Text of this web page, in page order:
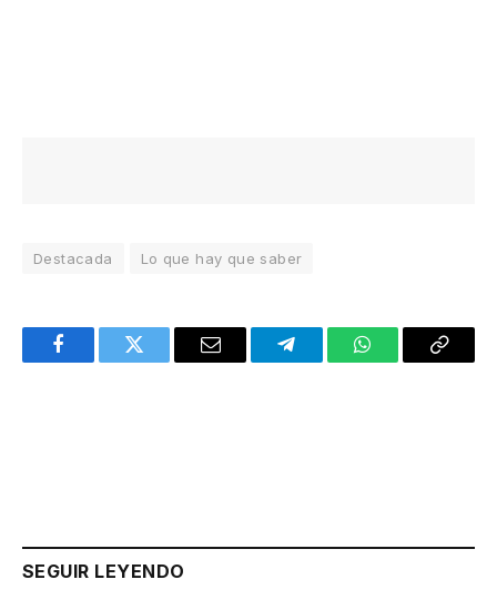
Destacada Lo que hay que saber
FacebookTwitter Email TelegramWhatsAppCopy
SEGUIR LEYENDO